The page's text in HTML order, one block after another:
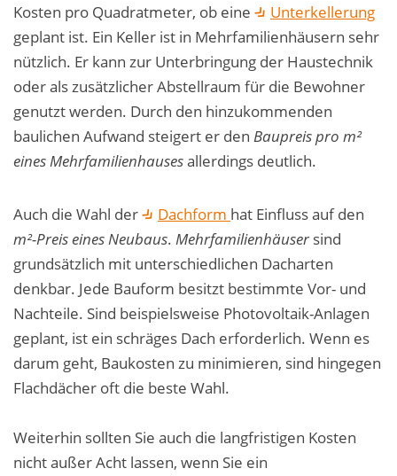
Kosten pro Quadratmeter, ob eine
Unterkellerung
geplant ist. Ein Keller ist in Mehrfamilienhäusern sehr
nützlich. Er kann zur Unterbringung der Haustechnik
oder als zusätzlicher Abstellraum für die Bewohner
genutzt werden. Durch den hinzukommenden
baulichen Aufwand steigert er den Baupreis pro m²
eines Mehrfamilienhausesallerdings deutlich.
Auch die Wahl der Dachform hat Einfluss auf den
m²-Preis eines Neubaus. Mehrfamilienhäuser sind
grundsätzlich mit unterschiedlichen Dacharten
denkbar. Jede Bauform besitzt bestimmte Vor- und
Nachteile. Sind beispielsweise Photovoltaik-Anlagen
geplant, ist ein schräges Dach erforderlich. Wenn es
darum geht, Baukosten zu minimieren, sind hingegen
Flachdächer oft die beste Wahl.
Weiterhin sollten Sie auch die langfristigen Kosten
nicht außer Acht lassen, wenn Sie ein